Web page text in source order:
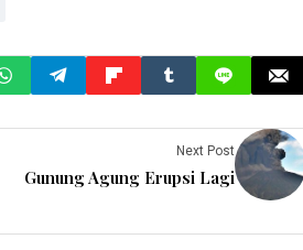
Next Post
Gunung Agung Erupsi Lagi